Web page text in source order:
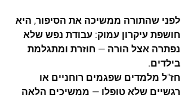
לפני שהתורה ממשיכה את הסיפור, היא
חושפת עיקרון עמוק: עבודת נפש שלא
נפתרה אצל הורה — חוזרת ומתגלמת
בילדים.
חז"ל מלמדים שפגמים רוחניים או
רגשיים שלא טופלו — ממשיכים הלאה